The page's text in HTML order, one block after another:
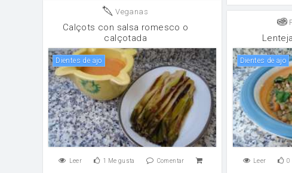
Veganas
Calçots con salsa romesco o
calçotada
Dientes de ajo
Leer 1 Me gusta Comentar
Dientes de ajo
Leer 0